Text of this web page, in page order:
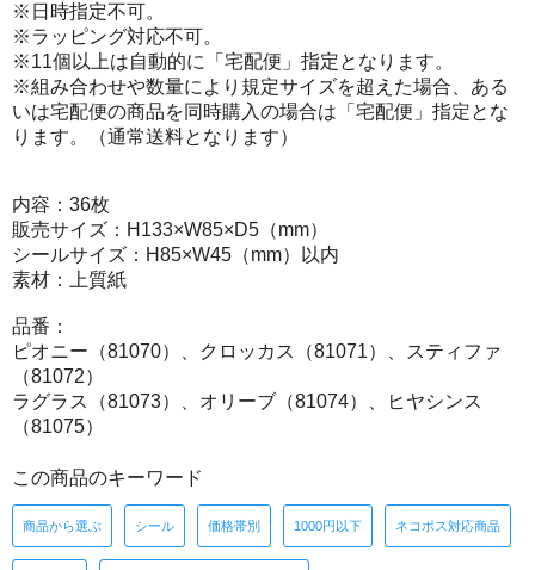
※日時指定不可。
※ラッピング対応不可。
※11個以上は自動的に「宅配便」指定となります。
※組み合わせや数量により規定サイズを超えた場合、ある
いは宅配便の商品を同時購入の場合は「宅配便」指定とな
ります。（通常送料となります）
内容：36枚
販売サイズ：H133×W85×D5（mm）
シールサイズ：H85×W45（mm）以内
素材：上質紙
品番：
ピオニー（81070）、クロッカス（81071）、スティファ
（81072）
ラグラス（81073）、オリーブ（81074）、ヒヤシンス
（81075）
この商品のキーワード
商品から選ぶ シール 価格帯別 1000円以下 ネコポス対応商品